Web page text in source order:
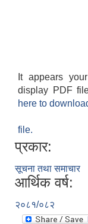
It appears
display PDF
here to
file.
प्रकार:
सूचना तथा समाचार
आर्थिक वर्ष:
२०८१/०८२